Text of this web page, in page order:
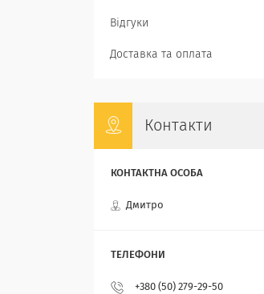
Відгуки
Доставка та оплата
Контакти
Дмитро
+380 (50) 279-29-50